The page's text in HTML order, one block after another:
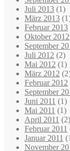
Juli 2013 (1)
März 2013
Februar 2013
Oktober 2012
September
Juli 2012 (2)
Mai 2012 (1)
März 2012
Februar 2012
September
Juni 2011 (1)
Mai 2011 (1)
April 2011 (2)
Februar 2011
Januar 2011
November